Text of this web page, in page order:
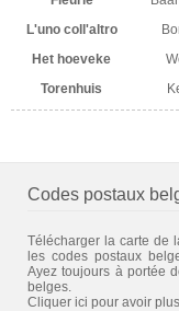
L'uno coll'altro
Het hoeveke
Torenhuis
Codes postaux
Télécharger la carte de
les codes postaux
Ayez toujours à portée
belges.
Cliquer ici pour avoir